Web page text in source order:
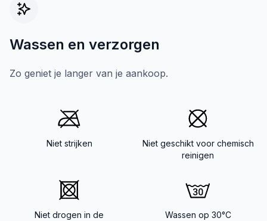
Wassen en verzorgen
Zo geniet je langer van je aankoop.
Niet strijken
Niet geschikt voor chemisch
reinigen
Niet drogen in de
Wassen op 30°C